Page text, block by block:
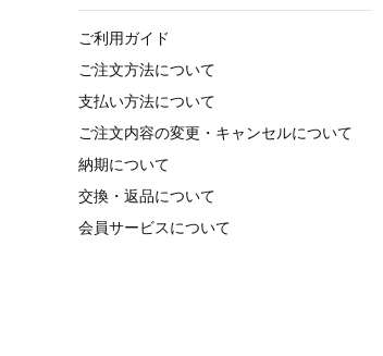
ご利用ガイド
ご注文方法について
支払い方法について
ご注文内容の変更・キャンセルについて
納期について
交換・返品について
会員サービスについて